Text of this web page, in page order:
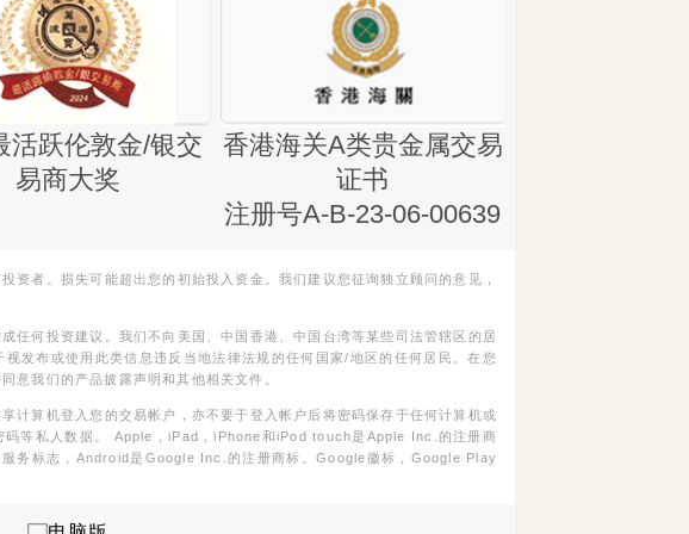
活跃伦敦金/银交
易商大奖
香港海关A类贵金属交易
证书
注册号A-B-23-06-00639
资者。损失可能超出您的初始投入资金。我们建议您征询独立顾问的意见，
任何投资建议。我们不向美国、中国香港、中国台湾等某些司法管辖区的居
发布或使用此类信息违反当地法律法规的任何国家/地区的任何居民。在您
意我们的产品披露声明和其他相关文件。
计算机登入您的交易帐户，亦不要于登入帐户后将密码保存于任何计算机或
码等私人数据。 Apple，iPad，iPhone和iPod touch是Apple Inc.的注册商
务标志，Android是Google Inc.的注册商标。Google徽标，Google Play